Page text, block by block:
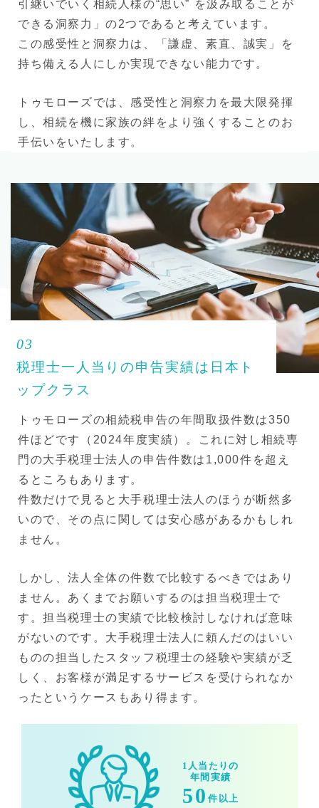
引継いでいく相続人様の“思い” を汲み取ることが
できる洞察力」の2つであると考えています。
この感受性と洞察力は、「謙虚、素直、誠実」を
持ち備える人にしか実現できない能力です。
トゥモローズでは、感受性と洞察力を最大限発揮
し、相続を機に家族の絆をより強くすることのお
手伝いをいたします。
03
税理士一人当りの申告実績は日本ト
ップクラス
トゥモローズの相続税申告の年間取扱件数は350
件ほどです（2024年度実績）。これに対し相続専
門の大手税理士法人の申告件数は1,000件を超え
るところもあります。
件数だけで見ると大手税理士法人のほうが断然多
いので、その点に関しては安心感があるかもしれ
ません。
しかし、法人全体の件数で比較するべきではあり
ません。あくまでお願いするのは担当税理士で
す。担当税理士の実績で比較検討しなければ意味
がないのです。大手税理士法人に頼んだのはいい
ものの担当したスタッフ税理士の経験や実績が乏
しく、お客様が満足するサービスを受けられなか
ったというケースもあり得ます。
1人当たりの
年間実績
50件以上